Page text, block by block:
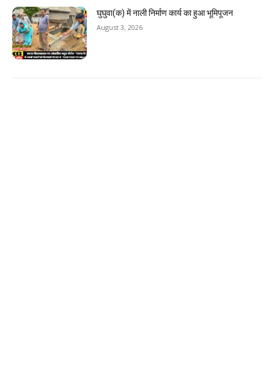
घुघुवा(क) में नाली निर्माण कार्य का हुआ भूमिपूजन
August 3, 2026